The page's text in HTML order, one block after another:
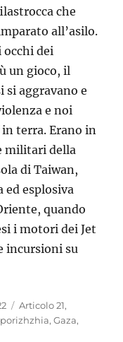
che
all’asilo.
occhi dei
un gioco, il
si aggravano e
e noi
terra. Erano in
militari della
di Taiwan,
ed esplosiva
quando
i motori dei Jet
incursioni su
Categorie
Articolo 21,
,Gaza,